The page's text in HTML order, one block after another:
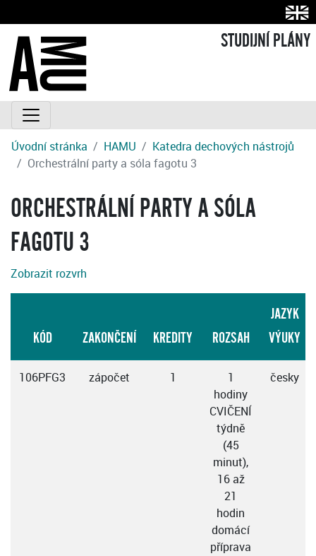
STUDIJNÍ PLÁNY
Úvodní stránka HAMU
Katedra dechových nástrojů
Orchestrální party a sóla fagotu 3
ORCHESTRÁLNÍ PARTY A SÓLA
FAGOTU 3
Zobrazit rozvrh
KÓD ZAKONČENÍ KREDITY ROZSAH
JAZYK
VÝUKY
106PFG3 zápočet 1
1
hodiny
CVIČENÍ
týdně
(45
minut),
16 až
21
hodin
domácí
příprava
česky